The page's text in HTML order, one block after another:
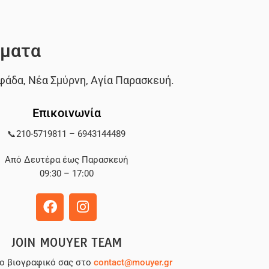
, Νέα Σμύρνη, Αγία Παρασκευή.
Επικοινωνία
📞210-5719811 – 6943144489
Από Δευτέρα έως Παρασκευή
09:30 – 17:00
JOIN MOUYER TEAM
βιογραφικό σας στο contact@mouyer.gr